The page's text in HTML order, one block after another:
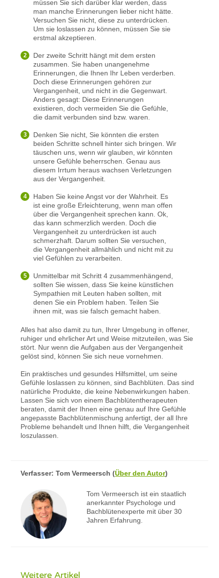
müssen Sie sich darüber klar werden, dass
man manche Erinnerungen lieber nicht hätte.
Versuchen Sie nicht, diese zu unterdrücken.
Um sie loslassen zu können, müssen Sie sie
erstmal akzeptieren.
Der zweite Schritt hängt mit dem ersten
zusammen. Sie haben unangenehme
Erinnerungen, die Ihnen Ihr Leben verderben.
Doch diese Erinnerungen gehören zur
Vergangenheit, und nicht in die Gegenwart.
Anders gesagt: Diese Erinnerungen
existieren, doch vermeiden Sie die Gefühle,
die damit verbunden sind bzw. waren.
Denken Sie nicht, Sie könnten die ersten
beiden Schritte schnell hinter sich bringen. Wir
täuschen uns, wenn wir glauben, wir könnten
unsere Gefühle beherrschen. Genau aus
diesem Irrtum heraus wachsen Verletzungen
aus der Vergangenheit.
Haben Sie keine Angst vor der Wahrheit. Es
ist eine große Erleichterung, wenn man offen
über die Vergangenheit sprechen kann. Ok,
das kann schmerzlich werden. Doch die
Vergangenheit zu unterdrücken ist auch
schmerzhaft. Darum sollten Sie versuchen,
die Vergangenheit allmählich und nicht mit zu
viel Gefühlen zu verarbeiten.
Unmittelbar mit Schritt 4 zusammenhängend,
sollten Sie wissen, dass Sie keine künstlichen
Sympathien mit Leuten haben sollten, mit
denen Sie ein Problem haben. Teilen Sie
ihnen mit, was sie falsch gemacht haben.
Alles hat also damit zu tun, Ihrer Umgebung in offener,
ruhiger und ehrlicher Art und Weise mitzuteilen, was Sie
stört. Nur wenn die Aufgaben aus der Vergangenheit
gelöst sind, können Sie sich neue vornehmen.
Ein praktisches und gesundes Hilfsmittel, um seine
Gefühle loslassen zu können, sind Bachblüten. Das sind
natürliche Produkte, die keine Nebenwirkungen haben.
Lassen Sie sich von einem Bachblütentherapeuten
beraten, damit der Ihnen eine genau auf Ihre Gefühle
angepasste Bachblütenmischung anfertigt, der all Ihre
Probleme behandelt und Ihnen hilft, die Vergangenheit
loszulassen.
Verfasser:Tom Vermeersch (Über den Autor)
Tom Vermeersch ist ein staatlich
anerkannter Psychologe und
Bachblütenexperte mit über 30
Jahren Erfahrung.
Weitere Artikel